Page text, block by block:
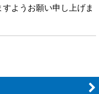
ようお願い申し上げま